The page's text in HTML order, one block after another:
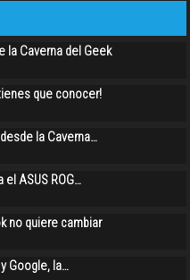
la Caverna del Geek
que conocer!
la Caverna…
ASUS ROG…
no quiere cambiar
Google, la…